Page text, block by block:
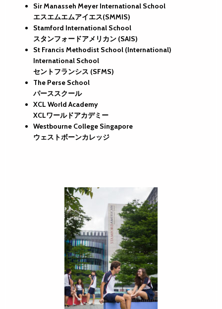
Sir Manasseh Meyer International School
エスエムエムアイエス(SMMIS)
Stamford International School
スタンフォードアメリカン (SAIS)
St Francis Methodist School (International)
International School
セントフランシス (SFMS)
The Perse School
パーススクール
XCL World Academy
XCLワールドアカデミー
Westbourne College Singapore
ウェストボーンカレッジ